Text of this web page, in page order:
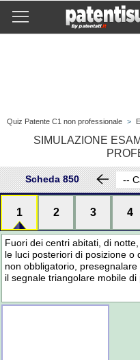
Quiz Patente C1 non professionale >
SIMULAZIONE
Scheda 850
1 2 3 4
Fuori dei centri abitati, di
le luci posteriori di posizione o
non obbligatorio,
il segnale triangolare mobile di